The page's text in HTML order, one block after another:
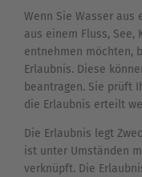
Wenn Sie Wasser aus
aus einem Fluss, See,
entnehmen möchten,
Erlaubnis. Diese
beantragen. Sie prüft
die Erlaubnis erteilt
Die Erlaubnis legt
ist unter Umständen
verknüpft. Die